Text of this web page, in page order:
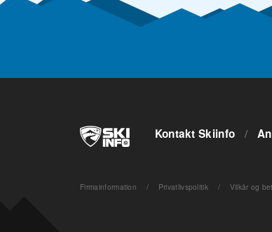
Kontakt Skiinfo /
Firmainformation / Privatlivspolitik / Vilkår og